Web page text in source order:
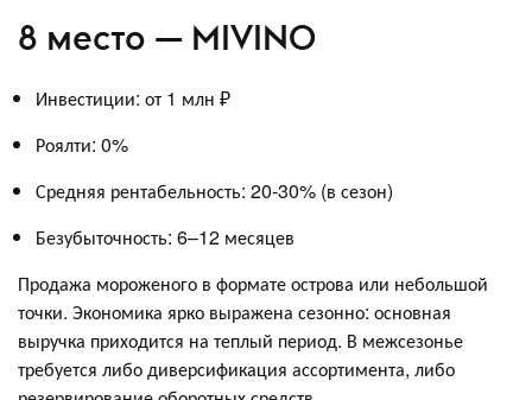
8 место — MIVINO
Инвестиции: от 1 млн ₽
Роялти: 0%
Средняя рентабельность: 20-30% (в сезон)
Безубыточность: 6–12 месяцев
Продажа мороженого в формате острова или небольшой
точки. Экономика ярко выражена сезонно: основная
выручка приходится на теплый период. В межсезонье
требуется либо диверсификация ассортимента, либо